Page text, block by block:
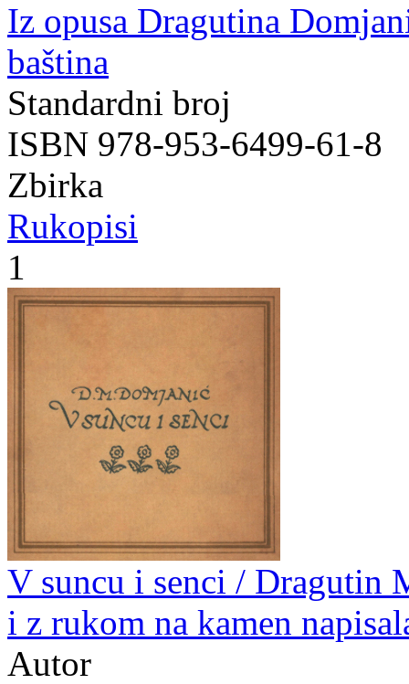
Iz opusa Dragutina
baština
Standardni broj
ISBN 978-953-6499-61-8
Zbirka
Rukopisi
1
V suncu i senci / Dragutin
i z rukom na kamen
Autor